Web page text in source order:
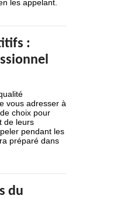
les appelant.
:
vous adresser à
choix pour
de leurs
pendant les
préparé dans
du